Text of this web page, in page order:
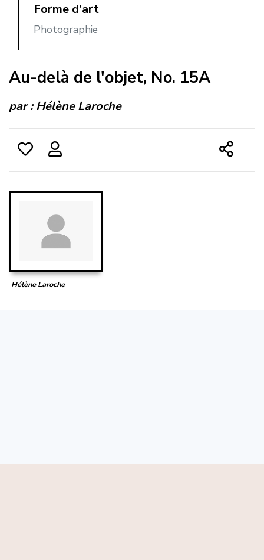
Forme d’art
Photographie
Au-delà de l'objet, No. 15A
par :Hélène Laroche
Hélène Laroche